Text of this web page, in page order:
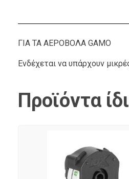
ΓΙΑ ΤΑ ΑΕΡΟΒΟΛΑ GAMO
Ενδέχεται να υπάρχουν
Προϊόντα